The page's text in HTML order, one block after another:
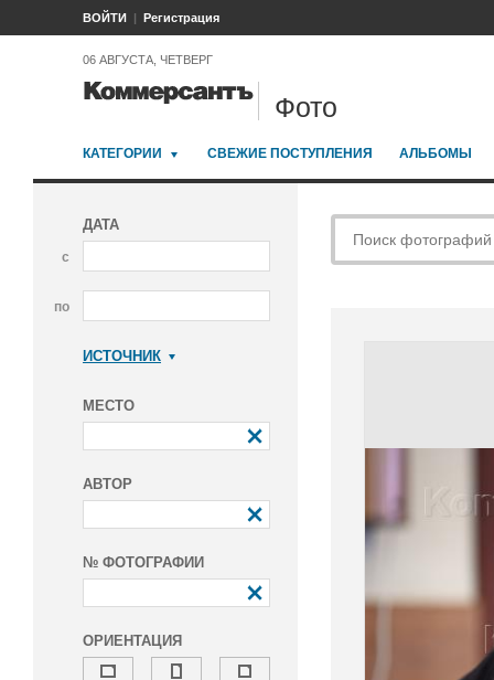
ВОЙТИ Регистрация
06 АВГУСТА, ЧЕТВЕРГ
Фото
КАТЕГОРИИ СВЕЖИЕ ПОСТУПЛЕНИЯ АЛЬБОМЫ
ДАТА
с
по
ИСТОЧНИК
МЕСТО
АВТОР
№ ФОТОГРАФИИ
ОРИЕНТАЦИЯ